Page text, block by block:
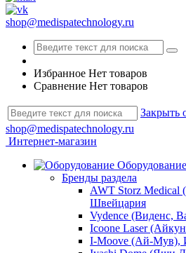
shop@medispatechnology.ru
Избранное Нет товаров
Сравнение Нет товаров
Закрыть
shop@medispatechnology.ru
Интернет-магазин
Оборудование
Бренды раздела
AWT Storz
Швейцария
Vydence (Виденс,
Icoone Laser
I-Moove (Ай-Мув),